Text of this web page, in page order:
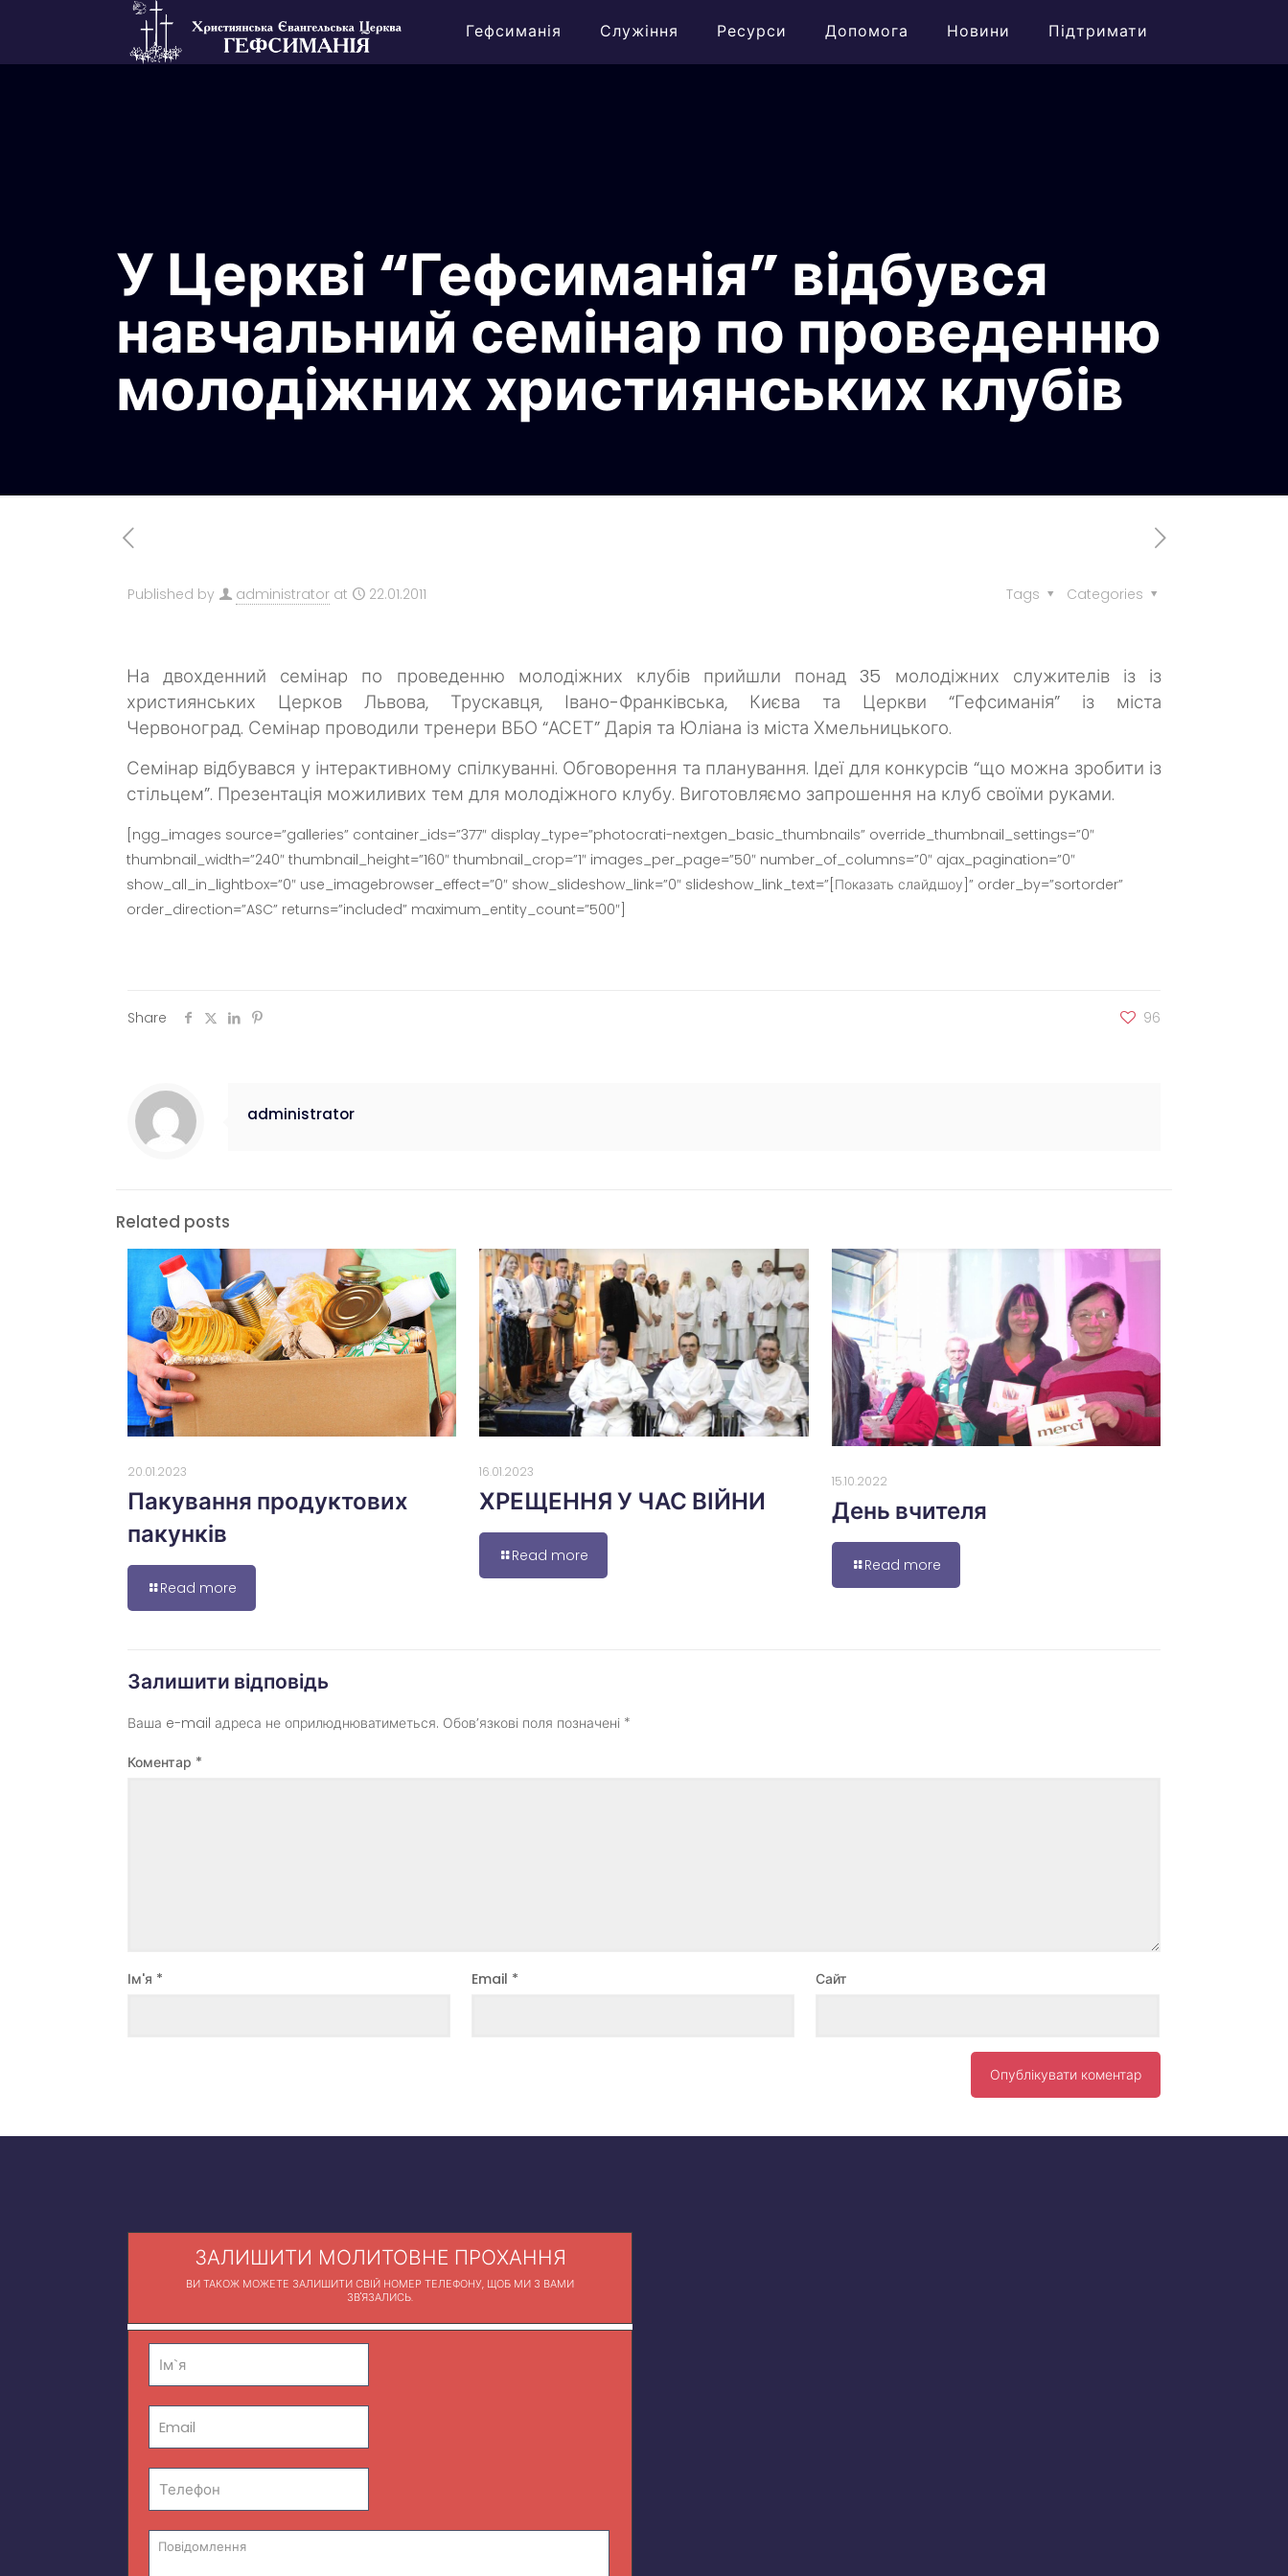
Гефсиманія Служіння Ресурси Допомога Новини Підтримати
У Церкві “Гефсиманія” відбувся
навчальний семінар по проведенню
молодіжних християнських клубів
Published by administrator at 22.01.2011 Categories
Tags
На двохденний семінар по проведенню молодіжних клубів прийшли понад 35 молодіжних служителів із із
християнських Церков Львова, Трускавця, Івано-Франківська, Києва та Церкви “Гефсиманія” із міста
Червоноград. Семінар проводили тренери ВБО “АСЕТ” Дарія та Юліана із міста Хмельницького.
Семінар відбувався у інтерактивному спілкуванні. Обговорення та планування. Ідеї для конкурсів “що можна зробити із
стільцем”. Презентація можиливих тем для молодіжного клубу. Виготовляємо запрошення на клуб своїми руками.
[ngg_images source=”galleries” container_ids=”377″ display_type=”photocrati-nextgen_basic_thumbnails” override_thumbnail_settings=”0″
thumbnail_width=”240″ thumbnail_height=”160″ thumbnail_crop=”1″ images_per_page=”50″ number_of_columns=”0″ ajax_pagination=”0″
show_all_in_lightbox=”0″ use_imagebrowser_effect=”0″ show_slideshow_link=”0″ slideshow_link_text=”[Показать слайдшоу]” order_by=”sortorder”
order_direction=”ASC” returns=”included” maximum_entity_count=”500″]
Share 96
administrator
Related posts
20.01.2023
Пакування продуктових
пакунків
Read more
16.01.2023
ХРЕЩЕННЯ У ЧАС ВІЙНИ
Read more
15.10.2022
День вчителя
Read more
Залишити відповідь
Ваша e-mail адреса не оприлюднюватиметься. Обов’язкові поля позначені *
Коментар *
Ім'я * Email * Сайт
ЗАЛИШИТИ МОЛИТОВНЕ ПРОХАННЯ
ВИ ТАКОЖ МОЖЕТЕ ЗАЛИШИТИ СВІЙ НОМЕР ТЕЛЕФОНУ, ЩОБ МИ З ВАМИ
ЗВ'ЯЗАЛИСЬ.